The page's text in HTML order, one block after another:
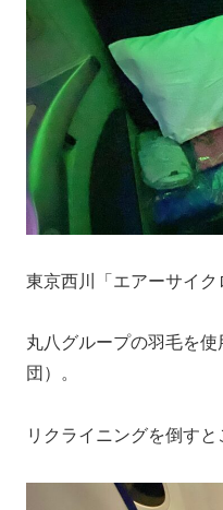
東京西川「エアーサイク
丸八グループの羽毛を
団）。
リクライニングを倒すと